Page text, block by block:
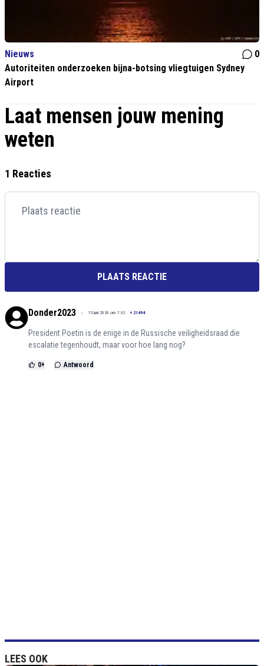
Nieuws
0
Autoriteiten onderzoeken bijna-botsing vliegtuigen Sydney
Airport
Laat mensen jouw mening
weten
1 Reacties
PLAATS REACTIE
Donder2023 15 juni 2026 om 7:32 + 21494
President Poetin is de enige in de Russische veiligheidsraad die
escalatie tegenhoudt, maar voor hoe lang nog?
0+ Antwoord
LEES OOK